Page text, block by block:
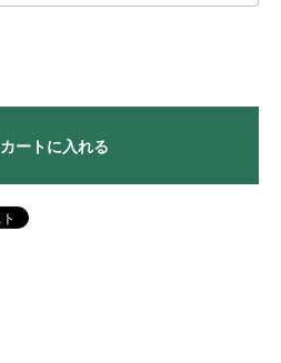
カートに入れる